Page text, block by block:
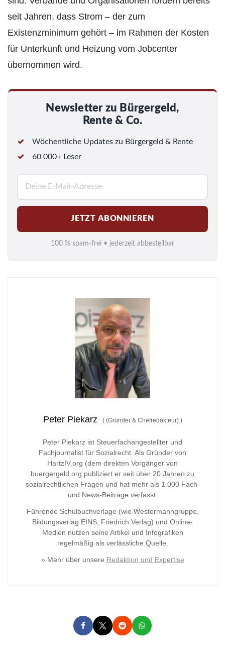
seit Jahren, dass Strom – der zum
Existenzminimum gehört – im Rahmen der Kosten
für Unterkunft und Heizung vom Jobcenter
übernommen wird.
Newsletter zu Bürgergeld,
Rente & Co.
Wöchentliche Updates zu Bürgergeld & Rente
60 000+ Leser
M
a
i
l
*
JETZT ABONNIEREN
100 % spam-frei • jederzeit abbestellbar
Peter Piekarz ((Gründer & Chefredakteur) )
Peter Piekarz ist Steuerfachangestellter und
Fachjournalist für Sozialrecht. Als Gründer von
HartzIV.org (dem direkten Vorgänger von
buergergeld.org publiziert er seit über 20 Jahren zu
sozialrechtlichen Fragen und hat mehr als 1.000 Fach-
und News-Beiträge verfasst.
Führende Schulbuchverlage (wie Westermanngruppe,
Bildungsverlag EINS, Friedrich Verlag) und Online-
Medien nutzen seine Artikel und Infografiken
regelmäßig als verlässliche Quelle.
» Mehr über unsere Redaktion und Expertise